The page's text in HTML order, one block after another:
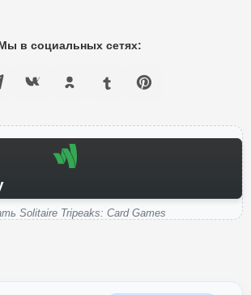
в социальных сетях:
Solitaire Tripeaks: Card Games